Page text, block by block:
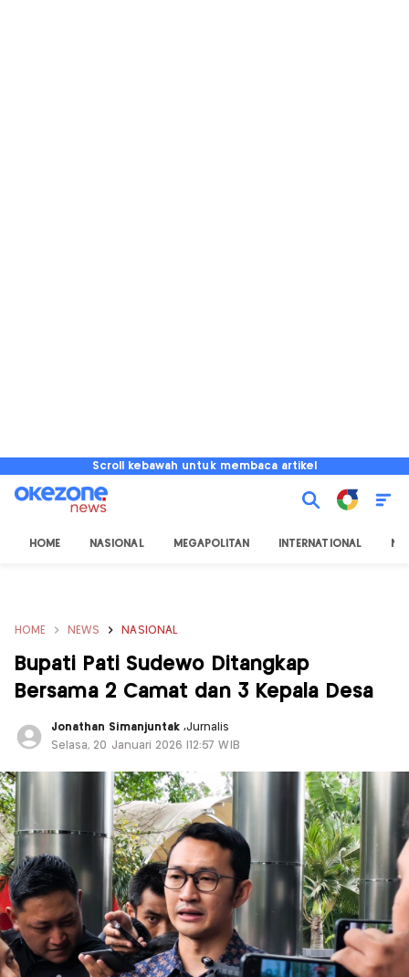
Scroll kebawah untuk membaca artikel
HOME NASIONAL MEGAPOLITAN INTERNATIONAL
HOME NEWS NASIONAL
Bupati Pati Sudewo Ditangkap
Bersama 2 Camat dan 3 Kepala Desa
Jonathan Simanjuntak,Jurnalis
Selasa, 20 Januari 2026 |12:57 WIB